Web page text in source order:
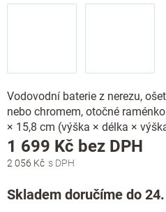
Vodovodní baterie z nerezu,
nebo chromem, otočné
× 15,8 cm (výška × délka ×
2 056 Kč
1 699 Kč bez DPH
Skladem doručíme do